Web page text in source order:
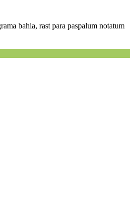
bahia, rast para paspalum notatum